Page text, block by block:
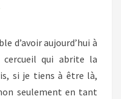
d’avoir aujourd’hui à
qui abrite la
si je tiens à être là,
seulement en tant